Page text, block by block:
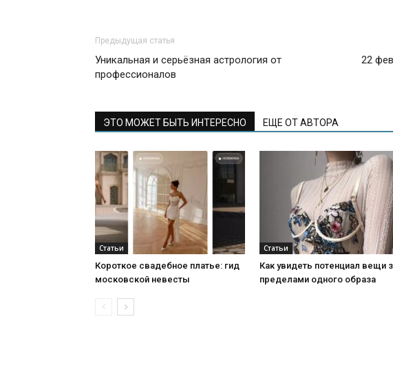
Предыдущая статья
Уникальная и серьёзная астрология от
профессионалов
22
ЭТО МОЖЕТ БЫТЬ ИНТЕРЕСНО ЕЩЕ ОТ АВТОРА
Статьи
Короткое свадебное платье: гид
московской невесты
Статьи
Как увидеть потенциал вещи
пределами одного образа